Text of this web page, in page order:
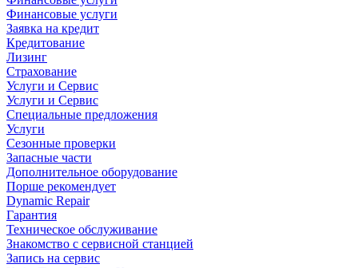
Финансовые услуги
Заявка на кредит
Кредитование
Лизинг
Страхование
Услуги и Сервис
Услуги и Сервис
Специальные предложения
Услуги
Сезонные проверки
Запасные части
Дополнительное оборудование
Порше рекомендует
Dynamic Repair
Гарантия
Техническое обслуживание
Знакомство с сервисной станцией
Запись на сервис